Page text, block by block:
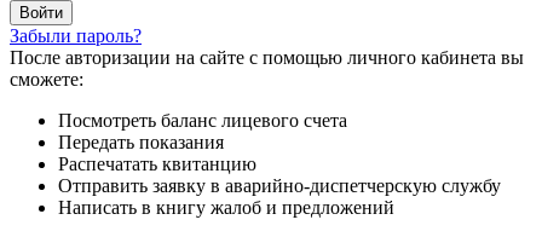
Забыли пароль?
После авторизации на сайте с помощью личного кабинета вы
сможете:
Посмотреть баланс лицевого счета
Передать показания
Распечатать квитанцию
Отправить заявку в аварийно-диспетчерскую службу
Написать в книгу жалоб и предложений